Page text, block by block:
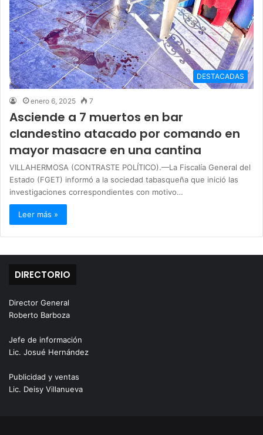
DESTACADAS
enero 6, 2025 7
Asciende a 7 muertos en bar
clandestino atacado por comando en
mayor masacre en una cantina
VILLAHERMOSA (CONTRASTE POLÍTICO).—La Fiscalía General del
Estado (FGET) informó a la sociedad tabasqueña que inició las
investigaciones correspondientes con motivo…
Leer más »
DIRECTORIO
Director General
Roberto Barboza
Jefe de información
Lic. Josué Hernández
Publicidad y ventas
Lic. Deisy Villanueva